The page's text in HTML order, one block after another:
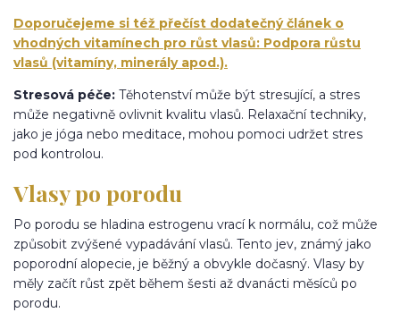
Doporučejeme si též přečíst dodatečný článek o
vhodných vitamínech pro růst vlasů: Podpora růstu
vlasů (vitamíny, minerály apod.).
Stresová péče: Těhotenství může být stresující, a stres
může negativně ovlivnit kvalitu vlasů. Relaxační techniky,
jako je jóga nebo meditace, mohou pomoci udržet stres
pod kontrolou.
Vlasy po porodu
Po porodu se hladina estrogenu vrací k normálu, což může
způsobit zvýšené vypadávání vlasů. Tento jev, známý jako
poporodní alopecie, je běžný a obvykle dočasný. Vlasy by
měly začít růst zpět během šesti až dvanácti měsíců po
porodu.